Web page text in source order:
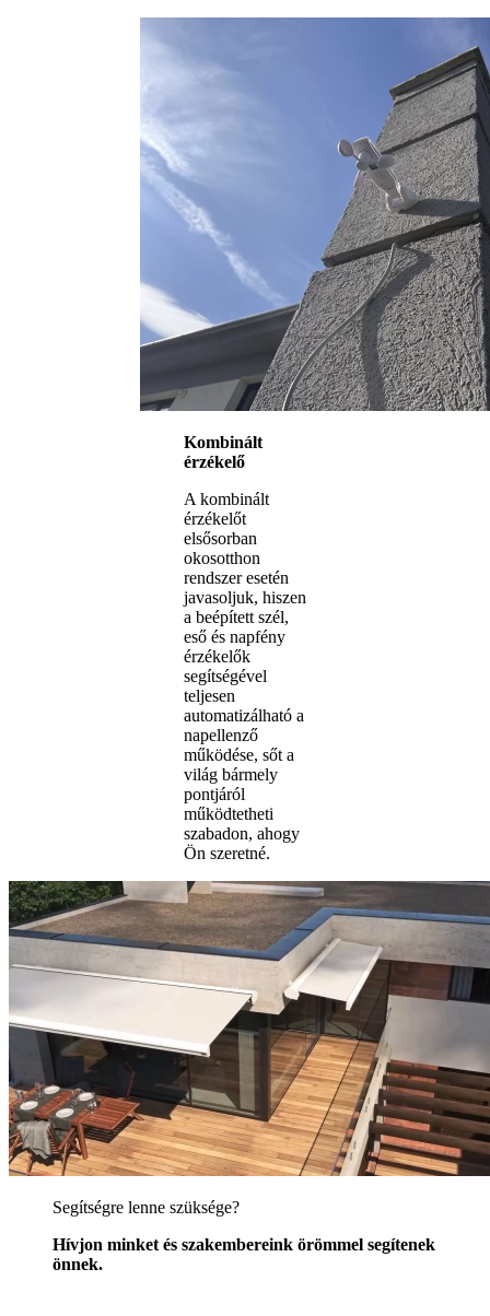
Kombinált
érzékelő
A kombinált
érzékelőt
elsősorban
okosotthon
rendszer esetén
javasoljuk, hiszen
a beépített szél,
eső és napfény
érzékelők
segítségével
teljesen
automatizálható a
napellenző
működése, sőt a
világ bármely
pontjáról
működtetheti
szabadon, ahogy
Ön szeretné.
Segítségre lenne szüksége?
Hívjon minket és szakembereink örömmel segítenek
önnek.